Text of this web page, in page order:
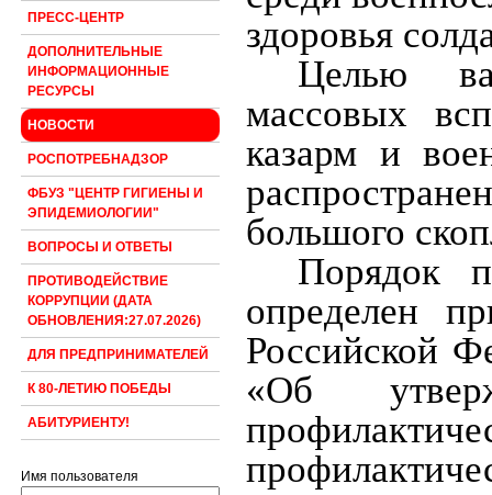
ПРЕСС-ЦЕНТР
ДОПОЛНИТЕЛЬНЫЕ
ИНФОРМАЦИОННЫЕ
РЕСУРСЫ
НОВОСТИ
РОСПОТРЕБНАДЗОР
ФБУЗ "ЦЕНТР ГИГИЕНЫ И
ЭПИДЕМИОЛОГИИ"
ВОПРОСЫ И ОТВЕТЫ
ПРОТИВОДЕЙСТВИЕ
КОРРУПЦИИ (ДАТА
ОБНОВЛЕНИЯ:27.07.2026)
ДЛЯ ПРЕДПРИНИМАТЕЛЕЙ
К 80-ЛЕТИЮ ПОБЕДЫ
АБИТУРИЕНТУ!
Имя пользователя
здоровья
Целью
массовых
казарм и
большого
Порядок
определен
Российской
«Об